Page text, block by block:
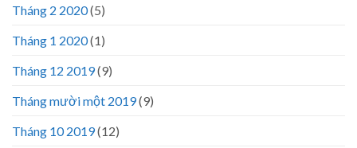
Tháng 2 2020(5)
Tháng 1 2020(1)
Tháng 12 2019(9)
Tháng mười một 2019(9)
Tháng 10 2019(12)